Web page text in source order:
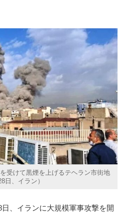
受けて黒煙を上げるテヘラン市街地
日、イラン）
、イランに大規模軍事攻撃を開